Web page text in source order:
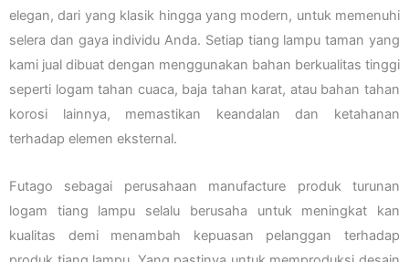
elegan, dari yang klasik hingga yang modern, untuk memenuhi
selera dan gaya individu Anda. Setiap tiang lampu taman yang
kami jual dibuat dengan menggunakan bahan berkualitas tinggi
seperti logam tahan cuaca, baja tahan karat, atau bahan tahan
korosi lainnya, memastikan keandalan dan ketahanan
terhadap elemen eksternal.
Futago sebagai perusahaan manufacture produk turunan
logam tiang lampu selalu berusaha untuk meningkat kan
kualitas demi menambah kepuasan pelanggan terhadap